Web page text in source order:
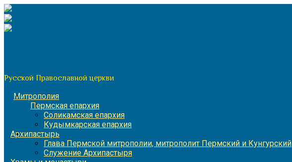
Перейти
к
содержимому
Русской Православной церкви
Митрополия
Пермская епархия
Соликамская епархия
Кудымкарская епархия
Архипастырь
Глава Пермской митрополии, митрополит Пермский и Кунгурский
Служение Архипастыря